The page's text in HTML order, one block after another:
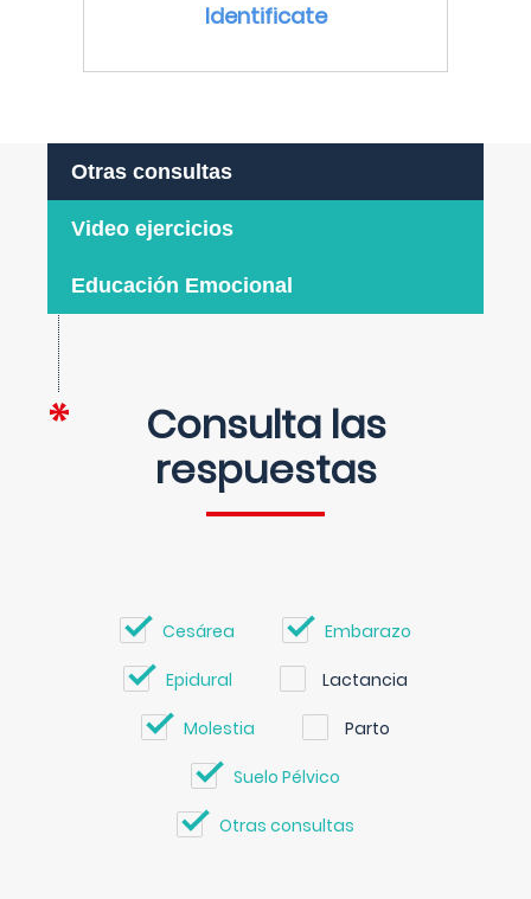
Identificate
Otras consultas
Video ejercicios
Educación Emocional
Consulta las
respuestas
Cesárea Embarazo
Epidural Lactancia
Molestia Parto
Suelo Pélvico
Otras consultas